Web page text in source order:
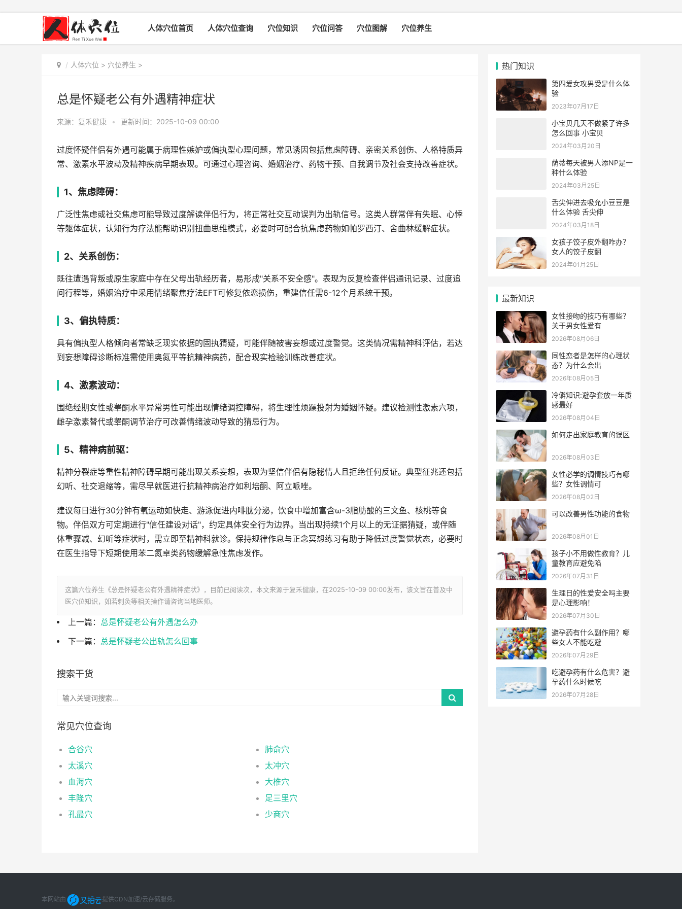
人体穴位首页 人体穴位查询 穴位知识 穴位问答 穴位图解 穴位养生
人体穴位 > 穴位养生 >
总是怀疑老公有外遇精神症状
来源：复禾健康 • 更新时间：2025-10-09 00:00
过度怀疑伴侣有外遇可能属于病理性嫉妒或偏执型心理问题，常见诱因包括焦虑障碍、亲密关系创伤、人格特质异
常、激素水平波动及精神疾病早期表现。可通过心理咨询、婚姻治疗、药物干预、自我调节及社会支持改善症状。
1、焦虑障碍：
广泛性焦虑或社交焦虑可能导致过度解读伴侣行为，将正常社交互动误判为出轨信号。这类人群常伴有失眠、心悸
等躯体症状，认知行为疗法能帮助识别扭曲思维模式，必要时可配合抗焦虑药物如帕罗西汀、舍曲林缓解症状。
2、关系创伤：
既往遭遇背叛或原生家庭中存在父母出轨经历者，易形成"关系不安全感"。表现为反复检查伴侣通讯记录、过度追
问行程等，婚姻治疗中采用情绪聚焦疗法EFT可修复依恋损伤，重建信任需6-12个月系统干预。
3、偏执特质：
具有偏执型人格倾向者常缺乏现实依据的固执猜疑，可能伴随被害妄想或过度警觉。这类情况需精神科评估，若达
到妄想障碍诊断标准需使用奥氮平等抗精神病药，配合现实检验训练改善症状。
4、激素波动：
围绝经期女性或睾酮水平异常男性可能出现情绪调控障碍，将生理性烦躁投射为婚姻怀疑。建议检测性激素六项，
雌孕激素替代或睾酮调节治疗可改善情绪波动导致的猜忌行为。
5、精神病前驱：
精神分裂症等重性精神障碍早期可能出现关系妄想，表现为坚信伴侣有隐秘情人且拒绝任何反证。典型征兆还包括
幻听、社交退缩等，需尽早就医进行抗精神病治疗如利培酮、阿立哌唑。
建议每日进行30分钟有氧运动如快走、游泳促进内啡肽分泌，饮食中增加富含ω-3脂肪酸的三文鱼、核桃等食
物。伴侣双方可定期进行"信任建设对话"，约定具体安全行为边界。当出现持续1个月以上的无证据猜疑，或伴随
体重骤减、幻听等症状时，需立即至精神科就诊。保持规律作息与正念冥想练习有助于降低过度警觉状态，必要时
在医生指导下短期使用苯二氮卓类药物缓解急性焦虑发作。
这篇穴位养生《总是怀疑老公有外遇精神症状》，目前已阅读次，本文来源于复禾健康，在2025-10-09 00:00发布，该文旨在普及中
医穴位知识，如若刺灸等相关操作请咨询当地医师。
上一篇： 总是怀疑老公有外遇怎么办
下一篇： 总是怀疑老公出轨怎么回事
搜索干货
常见穴位查询
合谷穴
肺俞穴
太溪穴
太冲穴
血海穴
大椎穴
丰隆穴
足三里穴
孔最穴
少商穴
热门知识
第四爱女攻男受是什么体
验
2023年07月17日
小宝贝几天不做紧了许多
怎么回事 小宝贝
2024年03月20日
荫蒂每天被男人添NP是一
种什么体验
2024年03月25日
舌尖伸进去吸允小豆豆是
什么体验 舌尖伸
2024年03月18日
女孩子饺子皮外翻咋办？
女人的饺子皮翻
2024年01月25日
最新知识
女性接吻的技巧有哪些？
关于男女性爱有
2026年08月06日
同性恋者是怎样的心理状
态？为什么会出
2026年08月05日
冷僻知识:避孕套放一年质
感最好
2026年08月04日
如何走出家庭教育的误区
2026年08月03日
女性必学的调情技巧有哪
些？女性调情可
2026年08月02日
可以改善男性功能的食物
2026年08月01日
孩子小不用做性教育？儿
童教育应避免陷
2026年07月31日
生理日的性爱安全吗主要
是心理影响！
2026年07月30日
避孕药有什么副作用？哪
些女人不能吃避
2026年07月29日
吃避孕药有什么危害？避
孕药什么时候吃
2026年07月28日
本网站由 提供CDN加速/云存储服务。